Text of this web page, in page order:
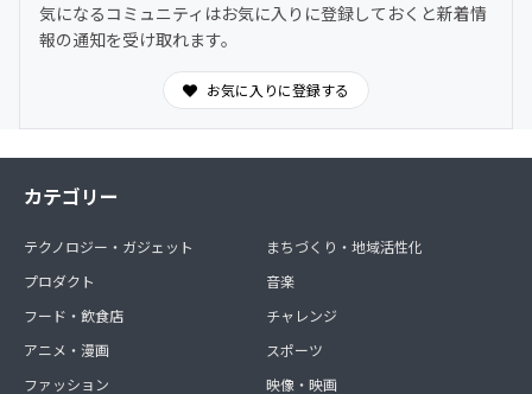
気になるコミュニティはお気に入りに登録しておくと新着情
報の通知を受け取れます。
お気に入りに登録する
カテゴリー
テクノロジー・ガジェット
プロダクト
フード・飲食店
アニメ・漫画
ファッション
まちづくり・地域活性化
音楽
チャレンジ
スポーツ
映像・映画